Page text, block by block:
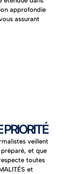
approfondie
assurant
veillent
et que
toutes
et